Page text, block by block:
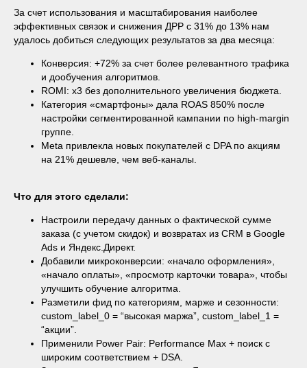
За счет использования и масштабирования наиболее
эффективных связок и снижения ДРР с 31% до 13% нам
удалось добиться следующих результатов за два месяца:
Конверсия: +72% за счет более релевантного трафика
и дообучения алгоритмов.
ROMI: х3 без дополнительного увеличения бюджета.
Категория «смартфоны» дала ROAS 850% после
настройки сегментированной кампании по high-margin
группе.
Meta привлекла новых покупателей с DPA по акциям
на 21% дешевле, чем веб-каналы.
Что для этого сделали:
Настроили передачу данных о фактической сумме
заказа (с учетом скидок) и возвратах из CRM в Google
Ads и Яндекс.Директ.
Добавили микроконверсии: «начало оформления»,
«начало оплаты», «просмотр карточки товара», чтобы
улучшить обучение алгоритма.
Разметили фид по категориям, марже и сезонности:
custom_label_0 = “высокая маржа”, custom_label_1 =
“акции”.
Применили Power Pair: Performance Max + поиск с
широким соответствием + DSA.